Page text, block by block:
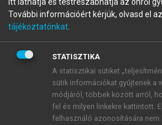
A regisztráció után apróbaidőszak
BELÉPÉS SAJÁT
ÚJ FIÓK
1 óra díjmentes hozzáférés
További információért kérjük, olvasd el az
tájékoztatónkat
STATISZTIKA
A statisztikai sütiket
sütik információkat gyűjtenek a
módjáról, többek között arról,
fel és milyen linkekre kattintott.
felhasználó azonosítására nem